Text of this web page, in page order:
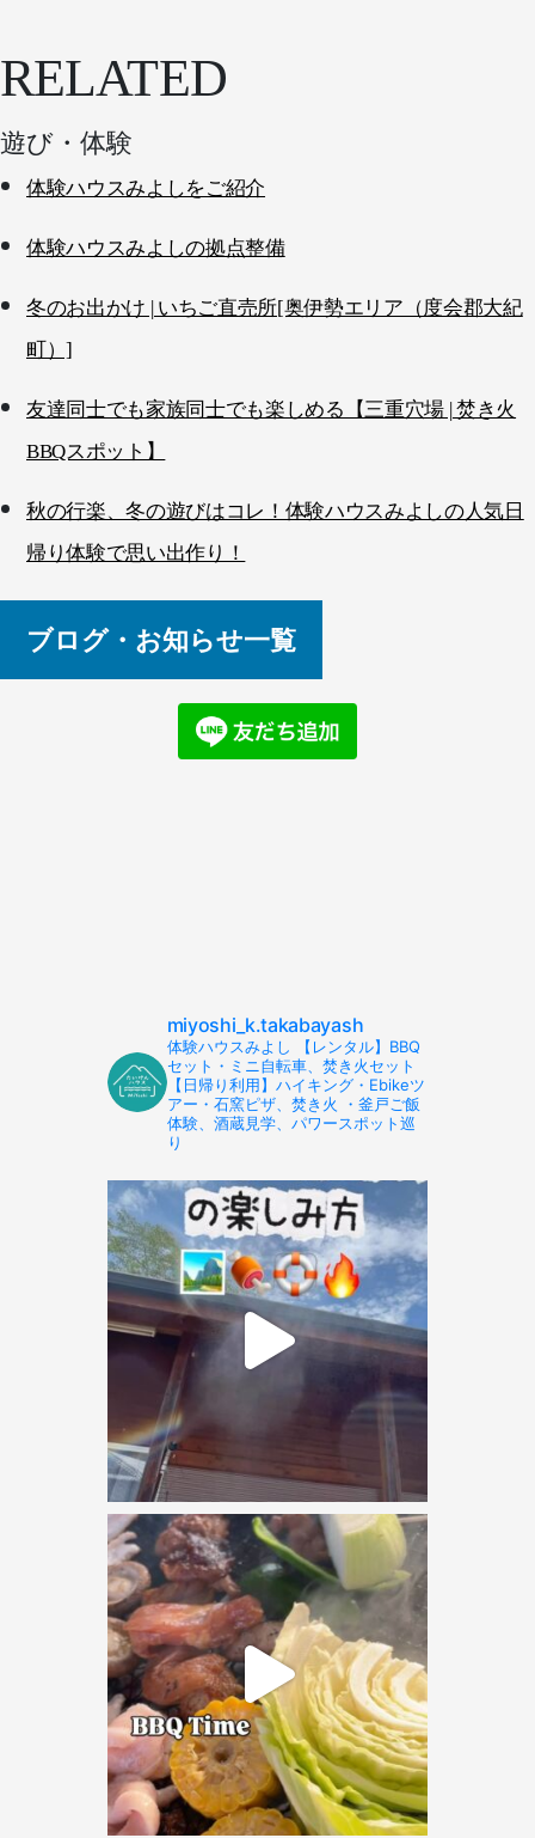
RELATED
遊び・体験
体験ハウスみよしをご紹介
体験ハウスみよしの拠点整備
冬のお出かけ | いちご直売所[奥伊勢エリア（度会郡大紀
町）]
友達同士でも家族同士でも楽しめる【三重穴場 | 焚き火
BBQスポット】
秋の行楽、冬の遊びはコレ！体験ハウスみよしの人気日
帰り体験で思い出作り！
ブログ・お知らせ一覧
miyoshi_k.takabayash
体験ハウスみよし 【レンタル】BBQ
セット・ミニ自転車、焚き火セット
【日帰り利用】ハイキング・Ebikeツ
アー・石窯ピザ、焚き火 ・釜戸ご飯
体験、酒蔵見学、パワースポット巡
り